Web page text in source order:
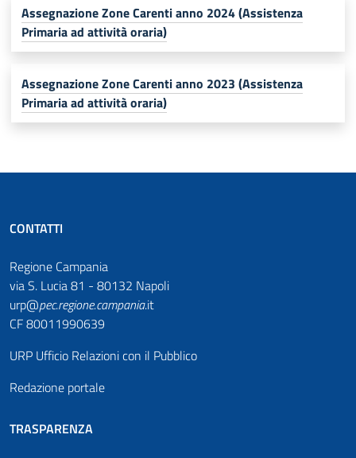
Assegnazione Zone Carenti anno 2024 (Assistenza
Primaria ad attività oraria)
Assegnazione Zone Carenti anno 2023 (Assistenza
Primaria ad attività oraria)
CONTATTI
Regione Campania
via S. Lucia 81 - 80132 Napoli
urp@pec.regione.campania.it
CF 80011990639
URP Ufficio Relazioni con il Pubblico
Redazione portale
TRASPARENZA